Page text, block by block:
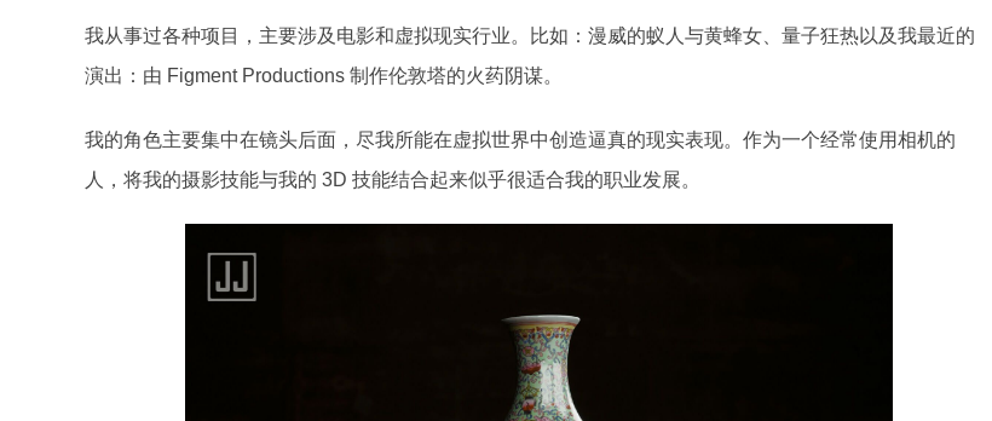
我从事过各种项目，主要涉及电影和虚拟现实行业。比如：漫威的蚁人与黄蜂女、量子狂热以及我最近的
演出：由 Figment Productions 制作伦敦塔的火药阴谋。
我的角色主要集中在镜头后面，尽我所能在虚拟世界中创造逼真的现实表现。作为一个经常使用相机的
人，将我的摄影技能与我的 3D 技能结合起来似乎很适合我的职业发展。